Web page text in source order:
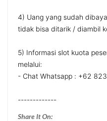
4) Uang yang sudah
tidak bisa ditarik / diambil
5) Informasi slot kuota
melalui:
- Chat Whatsapp : +62
-------------
Share It On: